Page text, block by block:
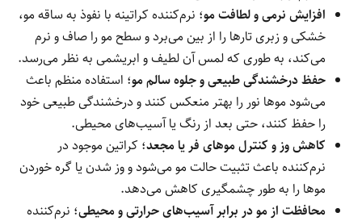
افزایش نرمی و لطافت مو؛ نرم‌کننده کراتینه با نفوذ به ساقه مو،
خشکی و زبری تارها را از بین می‌برد و سطح مو را صاف و نرم
می‌کند، به طوری که لمس آن لطیف و ابریشمی به نظر می‌رسد.
حفظ درخشندگی طبیعی و جلوه سالم مو؛ استفاده منظم باعث
می‌شود موها نور را بهتر منعکس کنند و درخشندگی طبیعی خود
را حفظ کنند، حتی بعد از رنگ یا آسیب‌های محیطی.
کاهش وز و کنترل موهای فر یا مجعد؛ کراتین موجود در
نرم‌کننده باعث تثبیت حالت مو می‌شود و وز شدن یا گره خوردن
موها را به طور چشمگیری کاهش می‌دهد.
محافظت از مو در برابر آسیب‌های حرارتی و محیطی؛ نرم‌کننده